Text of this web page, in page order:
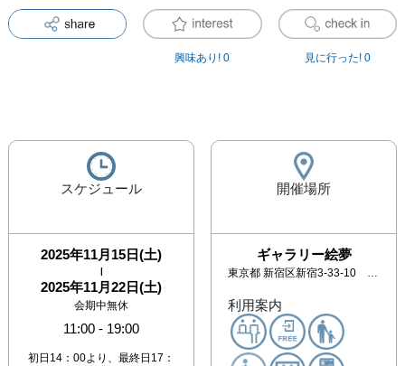
興味あり! 0 見に行った! 0
スケジュール
2025年11月15日(土)
|
2025年11月22日(土)
会期中無休
11:00 - 19:00
初日14：00より、最終日17：
開催場所
ギャラリー絵夢
東京都 新宿区新宿3-33-10 モリエールビル3F
利用案内